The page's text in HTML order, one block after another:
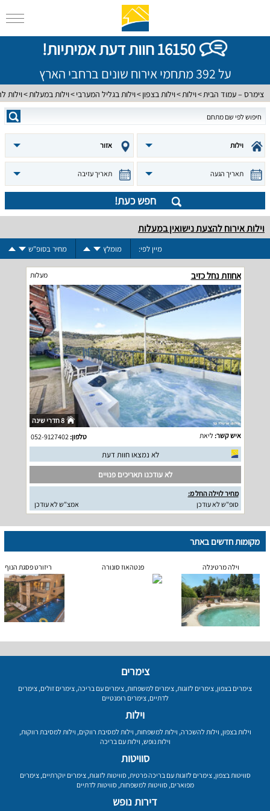
16150 חוות דעת אמיתיות!
על 392 מתחמי אירוח שונים ברחבי הארץ
צימרס – עמוד הבית וילות וילות בצפון וילות בגליל המערבי וילות במעלות וילות
וילות אזור
תאריך הגעה תאריך עזיבה
חפש כעת!
וילות אירוח להצעת נישואין במעלות
מיין לפי: מומלץ מחיר בסופ"ש
אחוזת נחל כזיב מעלות
8 חדרי שינה
איש קשר:ליאת טלפון:
לא נמצאו חוות דעת
לא עודכנו תאריכים פנויים
מחיר לוילה החל מ:
סופ"ש לא עודכן
אמצ"ש לא עודכן
מקומות חדשים באתר
וילה מרטינלה פנטהאוז סונורה ריזורט פסגת הנוף
צימרים
צימרים בצפון, צימרים לזוגות, צימרים למשפחות, צימרים עם בריכה, צימרים זולים, צימרים
לדתיים,צימרים רומנטיים
וילות
וילות בצפון, וילות להשכרה, וילות למשפחות, וילות למסיבת רווקים, וילות למסיבת רווקות,
וילות נופש, וילות עם בריכה
סוויטות
סוויטות בצפון,צימרים לזוגות עם בריכה פרטית,סוויטות לזוגות,צימרים יוקרתיים,צימרים
מפוארים,סוויטות למשפחות,סוויטות לדתיים
דירות נופש